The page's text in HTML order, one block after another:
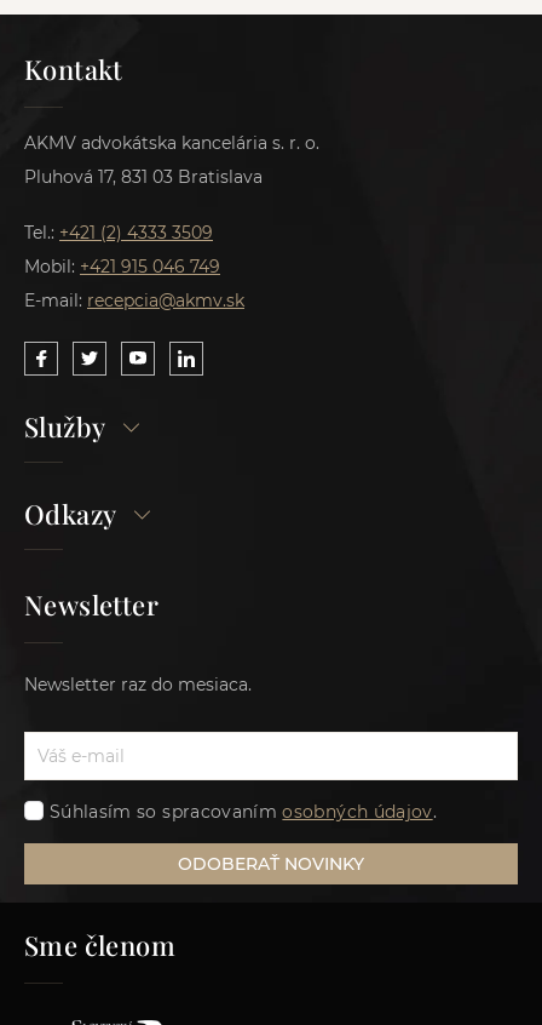
Kontakt
AKMV advokátska kancelária s. r. o.
Pluhová 17, 831 03 Bratislava
Tel.: +421 (2) 4333 3509
Mobil: +421 915 046 749
E-mail: recepcia@akmv.sk
Služby
Odkazy
Newsletter
Newsletter raz do mesiaca.
Súhlasím so spracovanímosobných údajov.
ODOBERAŤ NOVINKY
Sme členom